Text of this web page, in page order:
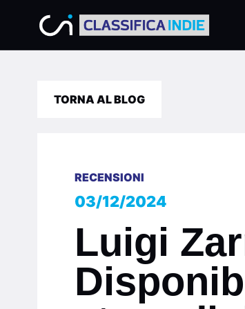
TORNA AL BLOG
RECENSIONI
03/12/2024
Luigi